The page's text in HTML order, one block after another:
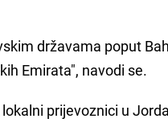
državama poput
Emirata", navodi se.
prijevoznici u